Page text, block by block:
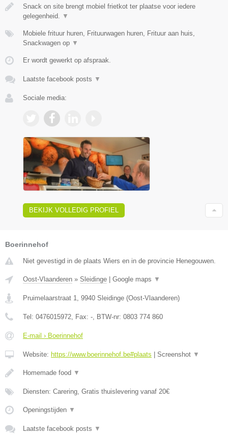
Snack on site brengt mobiel frietkot ter plaatse voor iedere
gelegenheid. ▼
Mobiele frituur huren, Frituurwagen huren, Frituur aan huis,
Snackwagen op ▼
Er wordt gewerkt op afspraak.
Laatste facebook posts ▼
Sociale media:
BEKIJK VOLLEDIG PROFIEL
Boerinnehof
Niet gevestigd in de plaats Wiers en in de provincie Henegouwen.
Oost-Vlaanderen » Sleidinge Google maps ▼
Pruimelaarstraat 1, 9940 Sleidinge (Oost-Vlaanderen)
Tel: 0476015972, Fax: -, BTW-nr: 0803 774 860
E-mail › Boerinnehof
Website: https://www.boerinnehof.be#plaats Screenshot ▼
Homemade food ▼
Diensten: Carering, Gratis thuislevering vanaf 20€
Openingstijden ▼
Laatste facebook posts ▼